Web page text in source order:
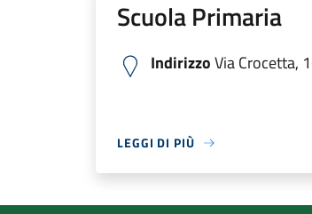
Scuola Primaria
IndirizzoVia Crocetta,
LEGGI DI PIÙ